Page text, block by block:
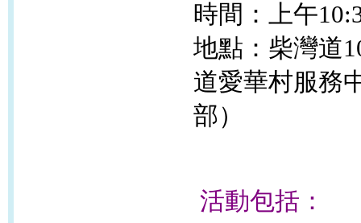
時間：上午
地點：柴灣道
道愛華村服務
部）
活動包括：